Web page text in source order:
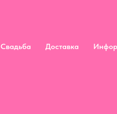
Свадьба Доставка